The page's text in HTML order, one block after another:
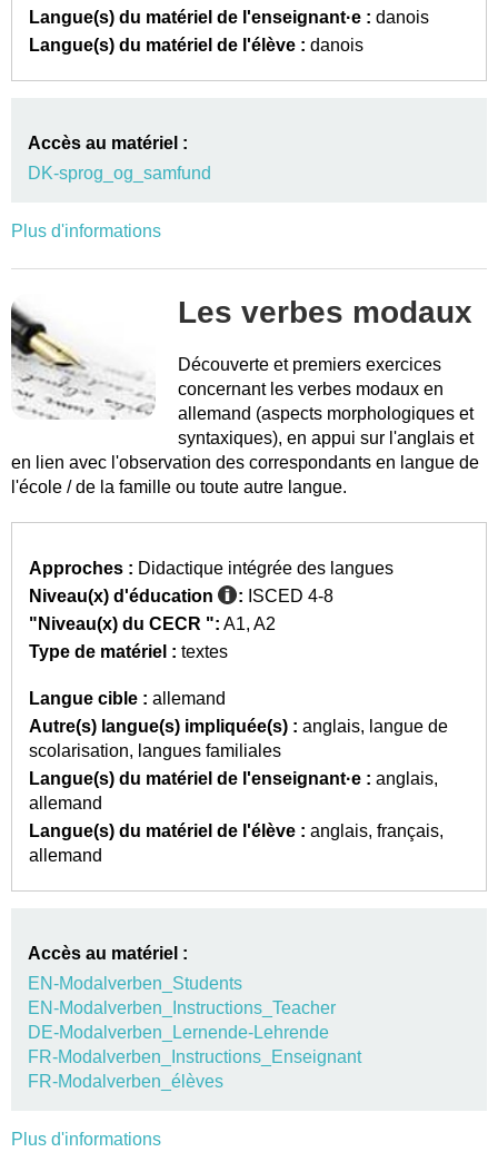
Langue(s) du matériel de l'enseignant·e : danois
Langue(s) du matériel de l'élève : danois
Accès au matériel :
DK-sprog_og_samfund
Plus d'informations
Les verbes modaux
Découverte et premiers exercices
concernant les verbes modaux en
allemand (aspects morphologiques et
syntaxiques), en appui sur l'anglais et
en lien avec l'observation des correspondants en langue de
l'école / de la famille ou toute autre langue.
Approches : Didactique intégrée des langues
Niveau(x) d'éducation
: ISCED 4-8
"Niveau(x) du CECR ": A1 A2
Type de matériel : textes
Langue cible : allemand
Autre(s) langue(s) impliquée(s) : anglais
langue de
scolarisation
langues familiales
Langue(s) du matériel de l'enseignant·e : anglais
allemand
Langue(s) du matériel de l'élève : anglais français
allemand
Accès au matériel :
EN-Modalverben_Students
EN-Modalverben_Instructions_Teacher
DE-Modalverben_Lernende-Lehrende
FR-Modalverben_Instructions_Enseignant
FR-Modalverben_élèves
Plus d'informations